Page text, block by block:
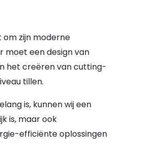
om zijn moderne
moet een design van
het creëren van cutting-
tillen.
is, kunnen wij een
is, maar ook
efficiënte oplossingen